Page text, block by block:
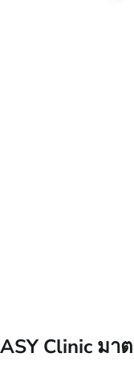
ASY Clinic มา